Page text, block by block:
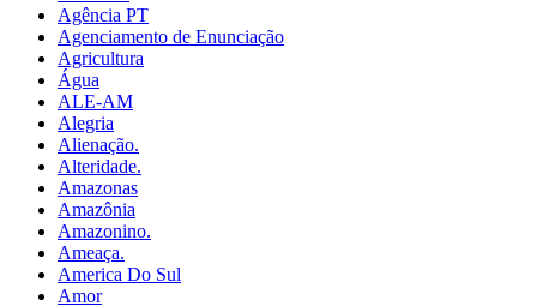
Agência PT
Agenciamento de Enunciação
Agricultura
Água
ALE-AM
Alegria
Alienação.
Alteridade.
Amazonas
Amazônia
Amazonino.
Ameaça.
America Do Sul
Amor